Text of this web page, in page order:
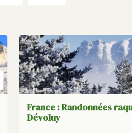
France : Randonnées
Dévoluy